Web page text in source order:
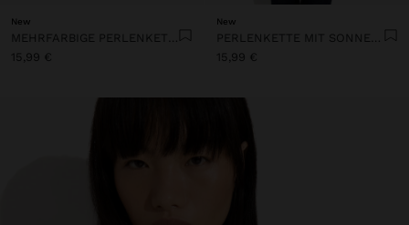
New
15,99 €
New
15,99 €